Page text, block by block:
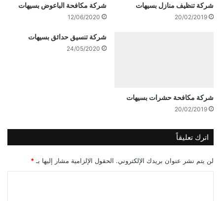
شركة تنظيف منازل بسيهات
20/02/2019
شركة مكافحة الباعوض بسيهات
12/06/2020
شركة مكافحة حشرات بسيهات
20/02/2019
شركة تنسيق حدائق بسيهات
24/05/2020
اترك تعليقاً
لن يتم نشر عنوان بريدك الإلكتروني. الحقول الإلزامية مشار إليها بـ *